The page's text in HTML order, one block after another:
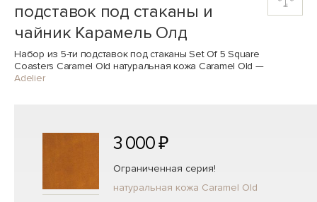
подставок под стаканы и
чайник Карамель Олд
Набор из 5-ти подставок под стаканы Set Of 5 Square
Coasters Caramel Old натуральная кожа Caramel Old —
Adelier
3 000 ₽
Ограниченная серия!
натуральная кожа Caramel Old